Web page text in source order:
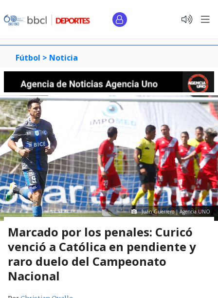
Fútbol > Noticia
Juan Guerrero | Agencia UNO
Marcado por los penales: Curicó
venció a Católica en pendiente y
raro duelo del Campeonato
Nacional